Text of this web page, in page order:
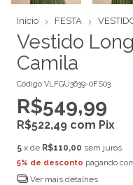
Início FESTA
Vestido
Camila
Código VLFGU3639-0FS03
R$549,99
R$522,49 com Pix
5 x de R$110,00 sem juros
5% de desconto pagando
Ver mais detalhes